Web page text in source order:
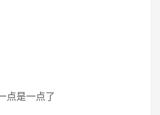
点是一点了